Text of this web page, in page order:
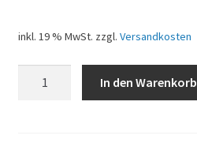
inkl. 19 % MwSt. zzgl. Versandkosten
In den Warenkorb